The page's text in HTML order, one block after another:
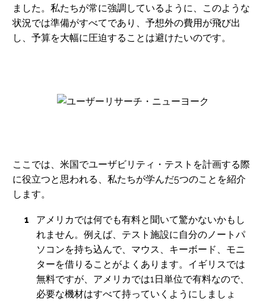
ました。私たちが常に強調しているように、このような
状況では準備がすべてであり、予想外の費用が飛び出
し、予算を大幅に圧迫することは避けたいのです。
ここでは、米国でユーザビリティ・テストを計画する際
に役立つと思われる、私たちが学んだ5つのことを紹介
します。
アメリカでは何でも有料と聞いて驚かないかもし
れません。例えば、テスト施設に自分のノートパ
ソコンを持ち込んで、マウス、キーボード、モニ
ターを借りることがよくあります。イギリスでは
無料ですが、アメリカでは1日単位で有料なので、
必要な機材はすべて持っていくようにしましょ